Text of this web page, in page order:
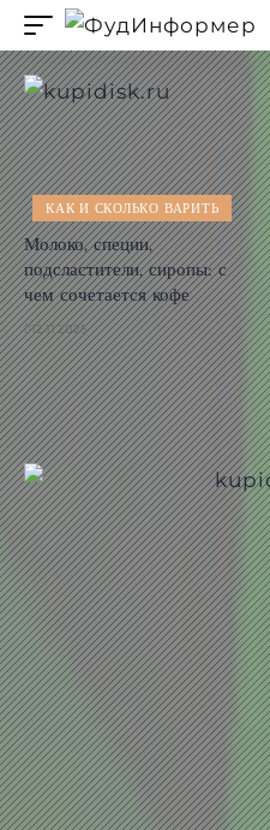
КАК И СКОЛЬКО ВАРИТЬ
Молоко, специи,
подсластители, сиропы: с
чем сочетается кофе
12.11.2025